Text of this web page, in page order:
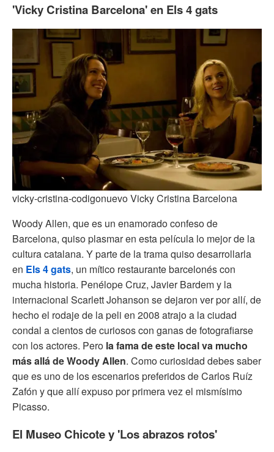
'Vicky Cristina Barcelona' en Els 4 gats
vicky-cristina-codigonuevo Vicky Cristina Barcelona
Woody Allen, que es un enamorado confeso de
Barcelona, quiso plasmar en esta película lo mejor de la
cultura catalana. Y parte de la trama quiso desarrollarla
en Els 4 gats, un mítico restaurante barcelonés con
mucha historia. Penélope Cruz, Javier Bardem y la
internacional Scarlett Johanson se dejaron ver por allí, de
hecho el rodaje de la peli en 2008 atrajo a la ciudad
condal a cientos de curiosos con ganas de fotografiarse
con los actores. Pero la fama de este local va mucho
más allá de Woody Allen. Como curiosidad debes saber
que es uno de los escenarios preferidos de Carlos Ruíz
Zafón y que allí expuso por primera vez el mismísimo
Picasso.
El Museo Chicote y 'Los abrazos rotos'